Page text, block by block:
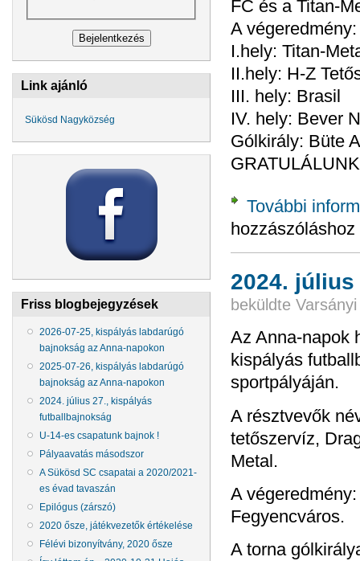
Link ajánló
Sükösd Nagyközség
Friss blogbejegyzések
2026-07-25, kispályás labdarúgó
bajnokság az Anna-napokon
2025-07-26, kispályás labdarúgó
bajnokság az Anna-napokon
2024. július 27., kispályás
futballbajnokság
U-14-es csapatunk bajnok !
Pályaavatás másodszor
A Sükösd SC csapatai a 2020/2021-
es évad tavaszán
Epilógus (zárszó)
2020 ősze, játékvezetők értékelése
Félévi bizonyítvány, 2020 ősze
FC és a Titan-
A végeredmény:
I.hely: Titan-
II.hely: H-Z
III. hely: Brasil
IV. hely: Bever
Gólkirály: Büte
További
hozzászóláshoz
2024.
beküldte
Az Anna-napok
kispályás
sportpályáján.
A résztvevők
tetőszervíz,
Metal.
A
Fegyencváros.
A torna